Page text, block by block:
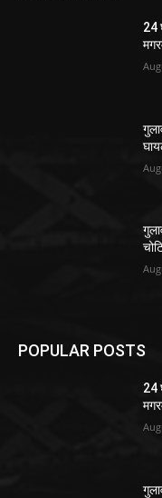
24
POPULAR POSTS
24